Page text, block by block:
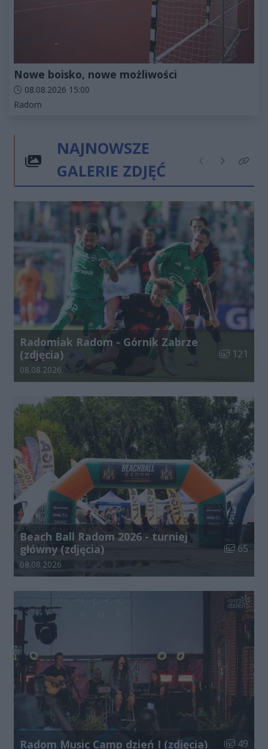
Nowe boisko, nowe możliwości
Data dodania artykułu:
08.08.2026 15:00
Kategorie artykułu:
Radom
NAJNOWSZE
GALERIE ZDJĘĆ
Poprzednie
NastępneKliknij
Radomiak Radom - Górnik Zabrze
(zdjęcia)
Liczba
121
Data dodania galerii:
08.08.2026
Beach Ball Radom 2026 - turniej
główny (zdjęcia)
Liczba
65
Data dodania galerii:
08.08.2026
Radom Music Camp dzień I (zdjęcia) Liczba
49